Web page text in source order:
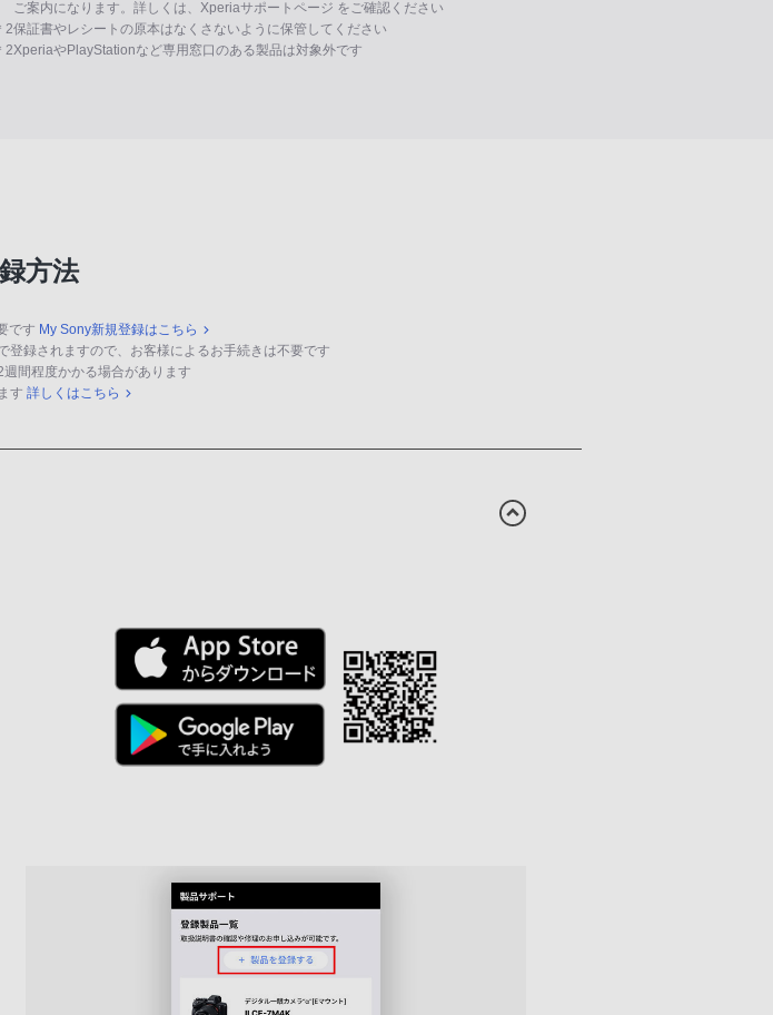
ご案内になります。詳しくは、Xperiaサポートページ をご確認ください
2保証書やレシートの原本はなくさないように保管してください
2XperiaやPlayStationなど専用窓口のある製品は対象外です
方法
です My Sony新規登録はこちら
登録されますので、お客様によるお手続きは不要です
間程度かかる場合があります
す 詳しくはこちら